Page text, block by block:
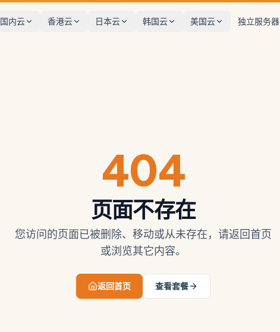
国内云 香港云 日本云 韩国云 美国云 独立服务器
404
页面不存在
您访问的页面已被删除、移动或从未存在，请返回首页
或浏览其它内容。
返回首页 查看套餐